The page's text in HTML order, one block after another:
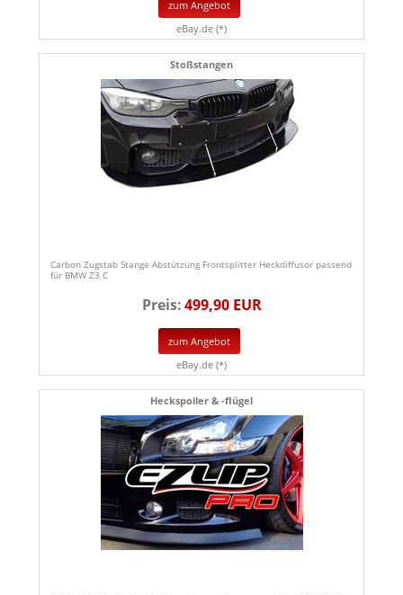
zum Angebot
eBay.de (*)
Stoßstangen
Carbon Zugstab Stange Abstützung Frontsplitter Heckdiffusor passend
für BMW Z3 C
Preis:499,90 EUR
zum Angebot
eBay.de (*)
Heckspoiler & -flügel